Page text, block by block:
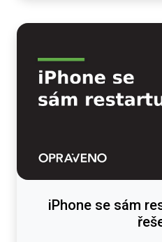
iPhone se sám